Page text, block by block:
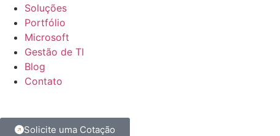
Soluções
Portfólio
Microsoft
Gestão de TI
Blog
Contato
Solicite uma Cotação